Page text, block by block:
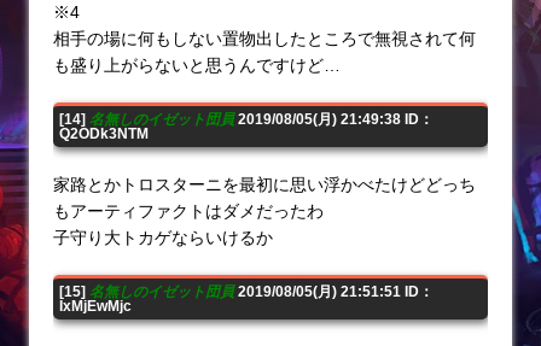
※4
相手の場に何もしない置物出したところで無視されて何
も盛り上がらないと思うんですけど…
[14] 名無しのイゼット団員2019/08/05(月) 21:49:38 ID：
Q2ODk3NTM
家路とかトロスターニを最初に思い浮かべたけどどっち
もアーティファクトはダメだったわ
子守り大トカゲならいけるか
[15] 名無しのイゼット団員2019/08/05(月) 21:51:51 ID：
IxMjEwMjc